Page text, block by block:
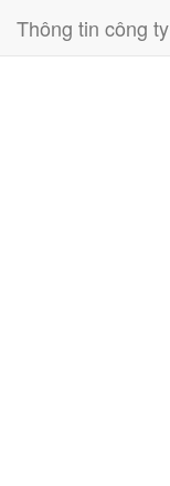
Thông tin công ty